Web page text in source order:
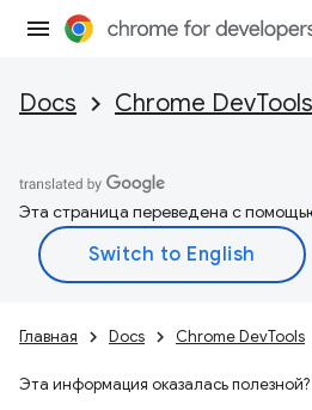
Docs Chrome DevTools
Эта страница переведена с
Главная Docs Chrome DevTools
Эта информация оказалась полезной?